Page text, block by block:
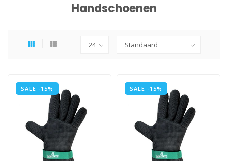
Handschoenen
SALE -15% SALE -15%